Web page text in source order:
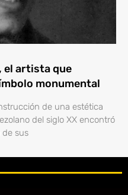
el artista que
monumental
de una estética
del siglo XX encontró
de sus